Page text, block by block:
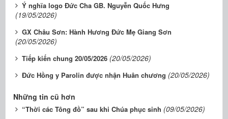
Ý nghĩa logo Đức Cha GB. Nguyễn Quốc Hưng
(19/05/2026)
GX Châu Sơn: Hành Hương Đức Mẹ Giang Sơn
(20/05/2026)
Tiếp kiến chung 20/05/2026 (20/05/2026)
Đức Hồng y Parolin được nhận Huân chương (20/05/2026)
Những tin cũ hơn
“Thời các Tông đồ” sau khi Chúa phục sinh (09/05/2026)